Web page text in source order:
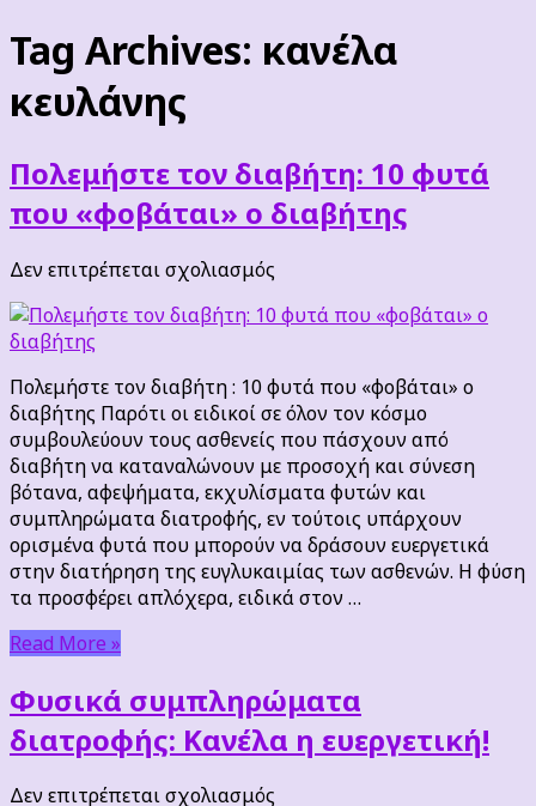
Tag Archives: κανέλα
κευλάνης
Πολεμήστε τον διαβήτη: 10 φυτά
που «φοβάται» ο διαβήτης
Δεν επιτρέπεται σχολιασμός
τον
10
φυτά
που
«φοβάται»
ο
διαβήτης
Πολεμήστε τον διαβήτη : 10 φυτά που «φοβάται» ο
διαβήτης Παρότι οι ειδικοί σε όλον τον κόσμο
συμβουλεύουν τους ασθενείς που πάσχουν από
διαβήτη να καταναλώνουν με προσοχή και σύνεση
βότανα, αφεψήματα, εκχυλίσματα φυτών και
συμπληρώματα διατροφής, εν τούτοις υπάρχουν
ορισμένα φυτά που μπορούν να δράσουν ευεργετικά
στην διατήρηση της ευγλυκαιμίας των ασθενών. Η φύση
τα προσφέρει απλόχερα, ειδικά στον …
Read More »
Φυσικά συμπληρώματα
διατροφής: Κανέλα η ευεργετική!
Δεν επιτρέπεται σχολιασμός